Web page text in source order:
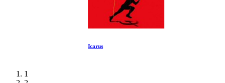
1